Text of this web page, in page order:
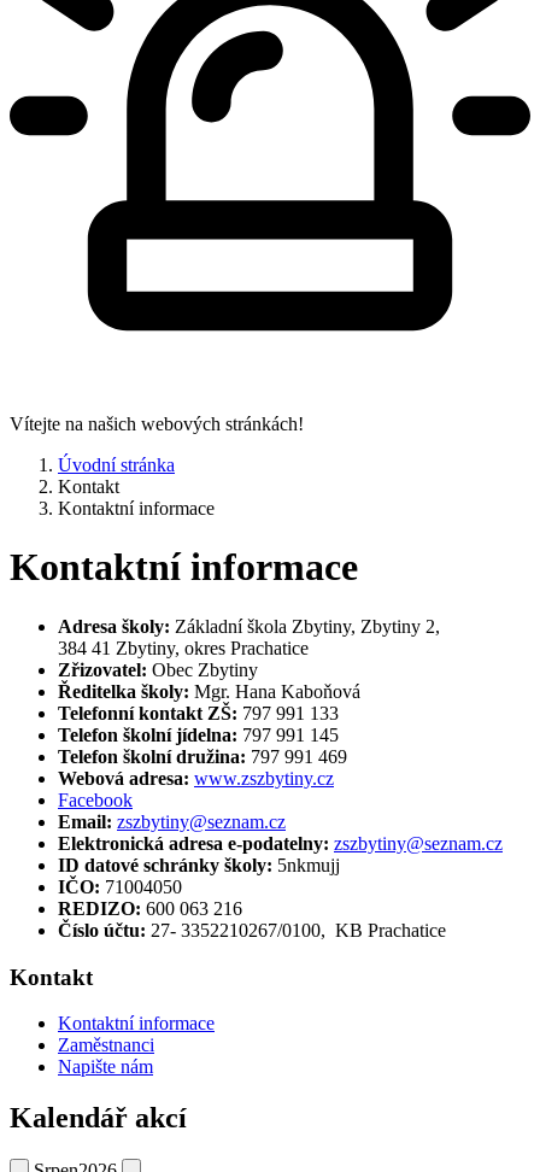
Vítejte na našich webových stránkách!
Úvodní stránka
Kontakt
Kontaktní informace
Kontaktní informace
Adresa školy: Základní škola Zbytiny, Zbytiny 2,
384 41 Zbytiny, okres Prachatice
Zřizovatel: Obec Zbytiny
Ředitelka školy: Mgr. Hana Kaboňová
Telefonní kontakt ZŠ: 797 991 133
Telefon školní jídelna: 797 991 145
Telefon školní družina: 797 991 469
Webová adresa: www.zszbytiny.cz
Facebook
Email: zszbytiny@seznam.cz
Elektronická adresa e-podatelny: zszbytiny@seznam.cz
ID datové schránky školy: 5nkmujj
IČO: 71004050
REDIZO: 600 063 216
Číslo účtu: 27- 3352210267/0100, KB Prachatice
Kontakt
Kontaktní informace
Zaměstnanci
Napište nám
Kalendář akcí